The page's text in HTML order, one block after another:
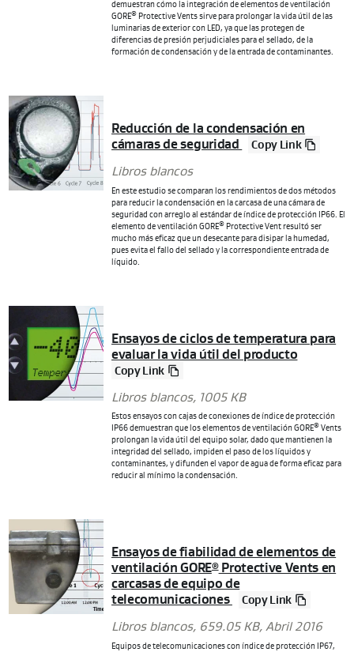
demuestran cómo la integración de elementos de ventilación
GORE® Protective Vents sirve para prolongar la vida útil de las
luminarias de exterior con LED, ya que las protegen de
diferencias de presión perjudiciales para el sellado, de la
formación de condensación y de la entrada de contaminantes.
Reducción de la condensación en
cámaras de seguridad
Copy Link
Libros blancos
En este estudio se comparan los rendimientos de dos métodos
para reducir la condensación en la carcasa de una cámara de
seguridad con arreglo al estándar de índice de protección IP66. El
elemento de ventilación GORE® Protective Vent resultó ser
mucho más eficaz que un desecante para disipar la humedad,
pues evita el fallo del sellado y la correspondiente entrada de
líquido.
Ensayos de ciclos de temperatura para
evaluar la vida útil del producto
Copy Link
Libros blancos, 1005 KB
Estos ensayos con cajas de conexiones de índice de protección
IP66 demuestran que los elementos de ventilación GORE® Vents
prolongan la vida útil del equipo solar, dado que mantienen la
integridad del sellado, impiden el paso de los líquidos y
contaminantes, y difunden el vapor de agua de forma eficaz para
reducir al mínimo la condensación.
Ensayos de fiabilidad de elementos de
ventilación GORE®Protective Vents en
carcasas de equipo de
telecomunicaciones
Copy Link
Libros blancos, 659.05 KB, Abril 2016
Equipos de telecomunicaciones con índice de protección IP67,